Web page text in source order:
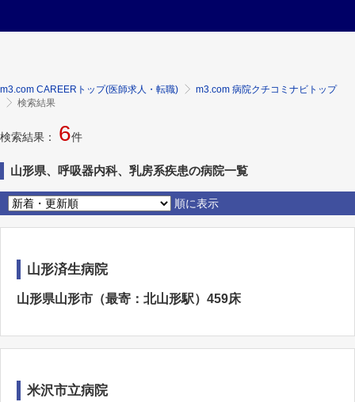
m3.com CAREERトップ(医師求人・転職)
m3.com 病院クチコミナビトップ
検索結果
検索結果： 6件
山形県、呼吸器内科、乳房系疾患の病院一覧
順に表示
山形済生病院
山形県山形市（最寄：北山形駅）459床
米沢市立病院